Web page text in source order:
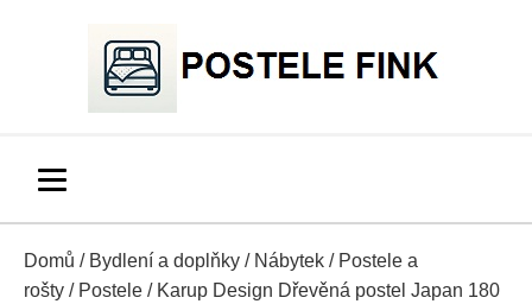
Domů / Bydlení a doplňky / Nábytek / Postele a
rošty / Postele / Karup Design Dřevěná postel Japan 180